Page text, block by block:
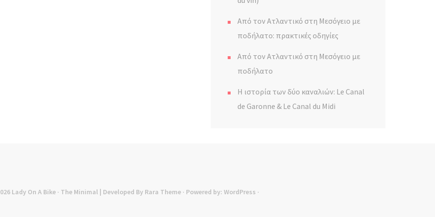
Από τον Ατλαντικό στη Μεσόγειο με
ποδήλατο: πρακτικές οδηγίες
Από τον Ατλαντικό στη Μεσόγειο με
ποδήλατο
Η ιστορία των δύο καναλιών: Le Canal
de Garonne & Le Canal du Midi
Lady On A Bike · The Minimal | Developed By Rara Theme · Powered by: WordPress ·